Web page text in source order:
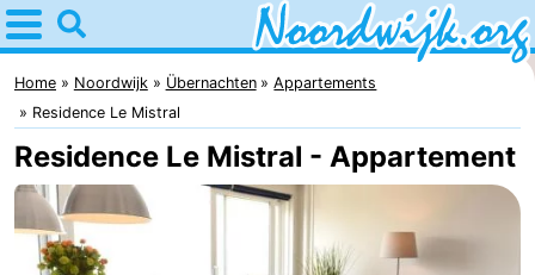
Home
Noordwijk
Tipps
Für
Kindern
Übernachten
Home Noordwijk Übernachten
Appartements
Residence Le Mistral
Residence Le Mistral - Appartement